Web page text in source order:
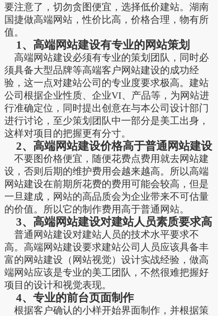
要注意了，切勿贪图便宜，选择低价建站。湖南
国捷做高端网站，性价比高，价格合理，物有所
值。
1、高端网站建设有专业的网站策划
高端网站建设必须有专业的策划团队，同时必
须具备大型品牌等高端客户网站建设的成功经
验，这一点对建站公司的专业度要求极高。建站
公司根据企业性质、企业VI、产品等，为网站进
行准确定位，同时提出创意在与本公司设计部门
进行讨论，至少策划团队中一部分是美工出身，
这样对项目的把握更有分寸。
2、高端网站建设价格高于普通网站建设
不要图价格便宜，随便花费点费用就去网站建
设，否则后期的维护费用会越来越高。所以高端
网站建设在前期所花费的费用可能会较高，但是
一旦建成，网站的高品质会为企业带来不可估量
的价值。所以它的制作费用高于普通网站。
3、高端网站建设对建站人员素质要求高
普通网站建设对建站人员的技术水平要求不
高。高端网站建设要求建站公司人员应该具备丰
富的网站建设（网站视觉）设计实战经验，做高
端网站应该是专业的美工团队，不然很难把握好
项目的设计和视觉表现。
4、专业的前台页面制作
根据客户确认的小样开始界面制作，并根据策